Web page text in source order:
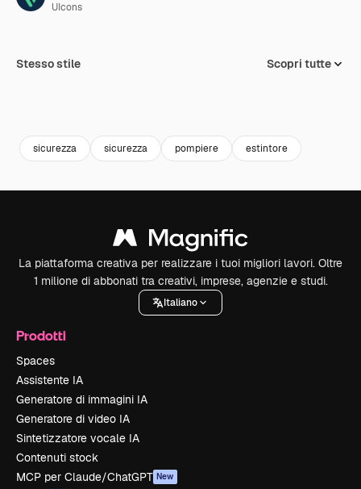
UIcons
Stesso stile Scopri tutte
sicurezza sicurezza pompiere estintore
La piattaforma creativa per realizzare i tuoi migliori lavori. Oltre
1 milione di abbonati tra creativi, imprese, agenzie e studi.
Italiano
Prodotti
Spaces
Assistente IA
Generatore di immagini IA
Generatore di video IA
Sintetizzatore vocale IA
Contenuti stock
MCP per Claude/ChatGPT New